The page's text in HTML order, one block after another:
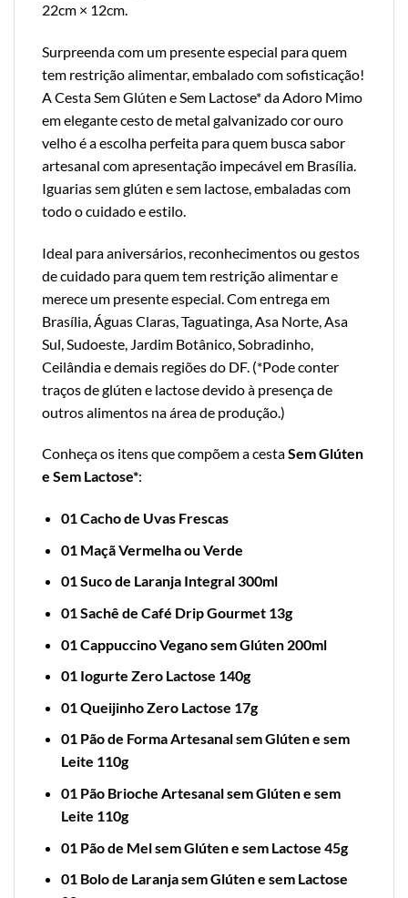
22cm × 12cm.
Surpreenda com um presente especial para quem
tem restrição alimentar, embalado com sofisticação!
A Cesta Sem Glúten e Sem Lactose* da Adoro Mimo
em elegante cesto de metal galvanizado cor ouro
velho é a escolha perfeita para quem busca sabor
artesanal com apresentação impecável em Brasília.
Iguarias sem glúten e sem lactose, embaladas com
todo o cuidado e estilo.
Ideal para aniversários, reconhecimentos ou gestos
de cuidado para quem tem restrição alimentar e
merece um presente especial. Com entrega em
Brasília, Águas Claras, Taguatinga, Asa Norte, Asa
Sul, Sudoeste, Jardim Botânico, Sobradinho,
Ceilândia e demais regiões do DF. (*Pode conter
traços de glúten e lactose devido à presença de
outros alimentos na área de produção.)
Conheça os itens que compõem a cestaSem Glúten
e Sem Lactose*:
01 Cacho de Uvas Frescas
01 Maçã Vermelha ou Verde
01 Suco de Laranja Integral 300ml
01 Sachê de Café Drip Gourmet 13g
01 Cappuccino Vegano sem Glúten 200ml
01 Iogurte Zero Lactose 140g
01 Queijinho Zero Lactose 17g
01 Pão de Forma Artesanal sem Glúten e sem
Leite 110g
01 Pão Brioche Artesanal sem Glúten e sem
Leite 110g
01 Pão de Mel sem Glúten e sem Lactose 45g
01 Bolo de Laranja sem Glúten e sem Lactose